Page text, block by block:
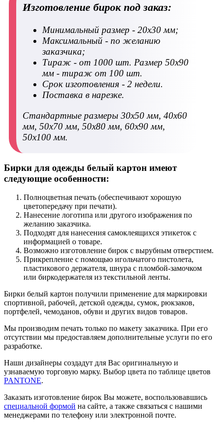
Изготовление бирок под заказ:
Минимальный размер - 20х30 мм;
Максимальный - по желанию
заказчика;
Тираж - от 1000 шт. Размер 50х90
мм - тираж от 100 шт.
Срок изготовления - 2 недели.
Поставка в нарезке.
Стандартные размеры 30х50 мм, 40х60
мм, 50х70 мм, 50х80 мм, 60х90 мм,
50х100 мм.
Бирки для одежды белый картон имеют
следующие особенности:
Полноцветная печать (обеспечивают хорошую
цветопередачу при печати).
Нанесение логотипа или другого изображения по
желанию заказчика.
Подходят для нанесения самоклеящихся этикеток с
информацией о товаре.
Возможно изготовление бирок с вырубным отверстием.
Прикрепление с помощью игольчатого пистолета,
пластикового держателя, шнура с пломбой-замочком
или биркодержателя из текстильной ленты.
Бирки белый картон получили применение для маркировки
спортивной, рабочей, детской одежды, сумок, рюкзаков,
портфелей, чемоданов, обуви и других видов товаров.
Мы производим печать только по макету заказчика. При его
отсутствии мы предоставляем дополнительные услуги по его
разработке.
Наши дизайнеры создадут для Вас оригинальную и
узнаваемую торговую марку. Выбор цвета по таблице цветов
PANTONE.
Заказать изготовление бирок Вы можете, воспользовавшись
специальной формой на сайте, а также связаться с нашими
менеджерами по телефону или электронной почте.